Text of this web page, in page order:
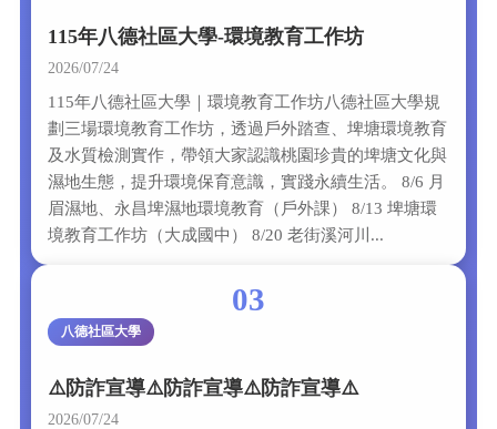
115年八德社區大學-環境教育工作坊
2026/07/24
115年八德社區大學｜環境教育工作坊八德社區大學規
劃三場環境教育工作坊，透過戶外踏查、埤塘環境教育
及水質檢測實作，帶領大家認識桃園珍貴的埤塘文化與
濕地生態，提升環境保育意識，實踐永續生活。 8/6 月
眉濕地、永昌埤濕地環境教育（戶外課） 8/13 埤塘環
境教育工作坊（大成國中） 8/20 老街溪河川...
03
八德社區大學
⚠️防詐宣導⚠️防詐宣導⚠️防詐宣導⚠️
2026/07/24